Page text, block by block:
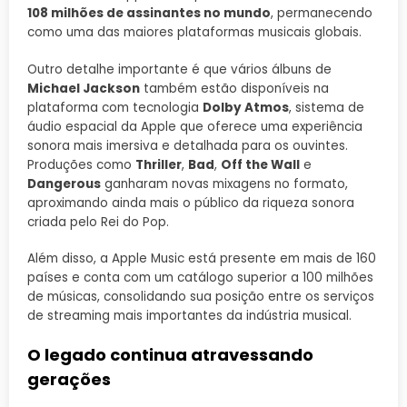
108 milhões de assinantes no mundo, permanecendo
como uma das maiores plataformas musicais globais.
Outro detalhe importante é que vários álbuns de
Michael Jackson também estão disponíveis na
plataforma com tecnologia Dolby Atmos, sistema de
áudio espacial da Apple que oferece uma experiência
sonora mais imersiva e detalhada para os ouvintes.
Produções como Thriller, Bad, Off the Wall e
Dangerous ganharam novas mixagens no formato,
aproximando ainda mais o público da riqueza sonora
criada pelo Rei do Pop.
Além disso, a Apple Music está presente em mais de 160
países e conta com um catálogo superior a 100 milhões
de músicas, consolidando sua posição entre os serviços
de streaming mais importantes da indústria musical.
O legado continua atravessando
gerações